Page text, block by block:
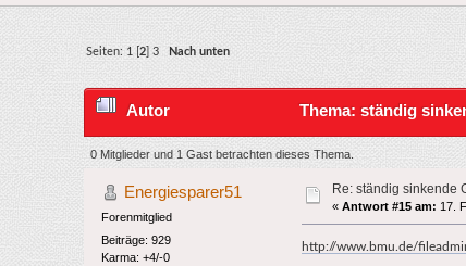
Seiten: 1 [2 ]3 Nach unten
Autor Thema: ständig
0 Mitglieder und 1 Gast betrachten dieses Thema.
Energiesparer51
Forenmitglied
Beiträge: 929
Karma: +4/-0
Re: ständig sinkende
«Antwort #15 am: 17.
http://www.bmu.de/